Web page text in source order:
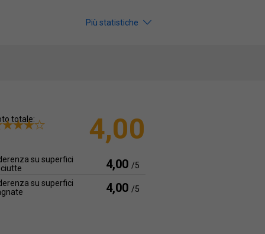
Più statistiche
totale: 4,00
su superfici
4,00 /5
su superfici
4,00 /5